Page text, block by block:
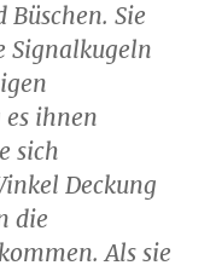
Sie
Signalkugeln
ihnen
sich
Deckung
die
Als sie